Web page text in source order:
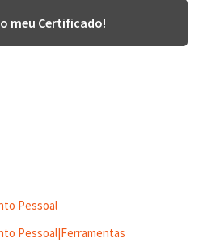
meu Certificado!
Pessoal
Pessoal|Ferramentas